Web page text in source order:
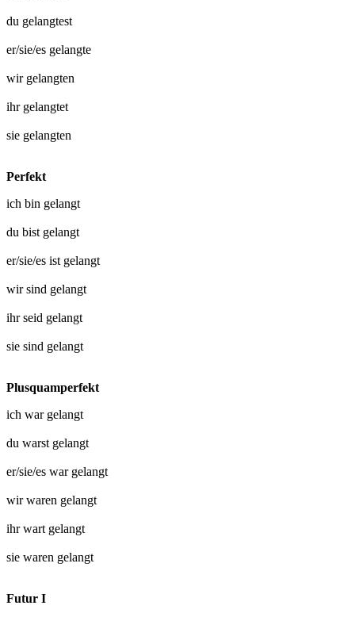
du gelangtest
er/sie/es gelangte
wir gelangten
ihr gelangtet
sie gelangten
Perfekt
ich bin gelangt
du bist gelangt
er/sie/es ist gelangt
wir sind gelangt
ihr seid gelangt
sie sind gelangt
Plusquamperfekt
ich war gelangt
du warst gelangt
er/sie/es war gelangt
wir waren gelangt
ihr wart gelangt
sie waren gelangt
Futur I